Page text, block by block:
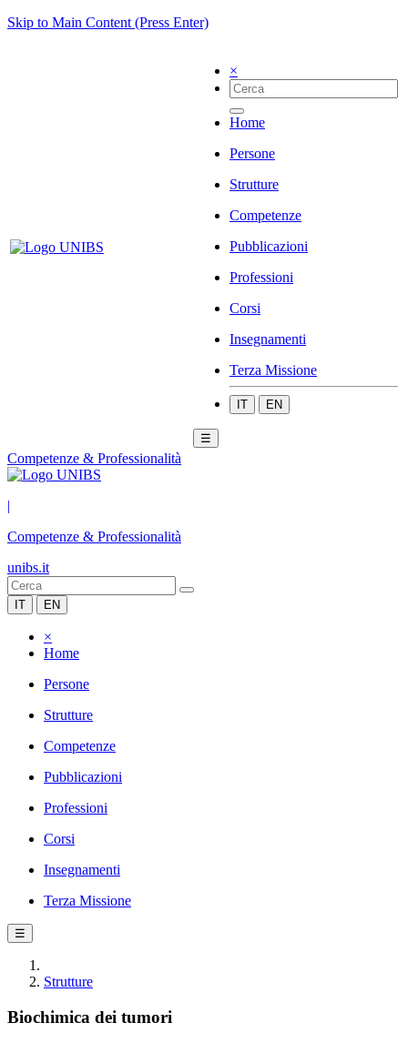
Skip to Main Content (Press Enter)
×
Home
Persone
Strutture
Competenze
Pubblicazioni
Professioni
Corsi
Insegnamenti
Terza Missione
IT EN
☰
Competenze & Professionalità
|
Competenze & Professionalità
unibs.it
IT EN
×
Home
Persone
Strutture
Competenze
Pubblicazioni
Professioni
Corsi
Insegnamenti
Terza Missione
☰
Strutture
Biochimica dei tumori